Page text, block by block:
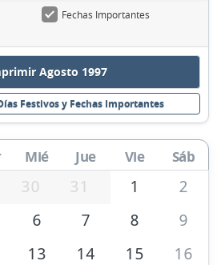
Fechas Importantes
Agosto 1997
Festivos y Fechas Importantes
Mié Jue Vie Sáb
30 31 1
2
6 7 8
9
13 14 15
16